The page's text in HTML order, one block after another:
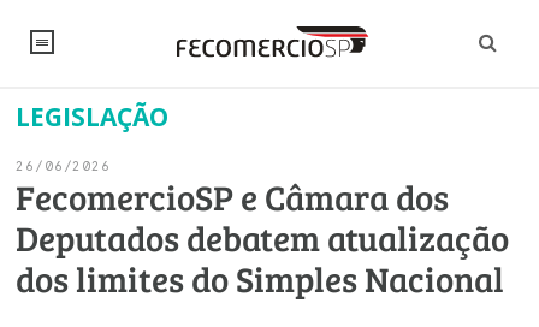
NOTÍCIAS
Artigos
Institucional
Economia
Pesquisas
PESQUISAS
LEGISLAÇÃO
26/06/2026
FecomercioSP e Câmara dos
Deputados debatem atualização
dos limites do Simples Nacional